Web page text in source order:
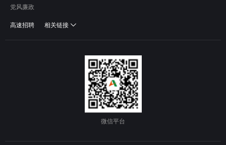
党风廉政
高速招聘 相关链接
微信平台